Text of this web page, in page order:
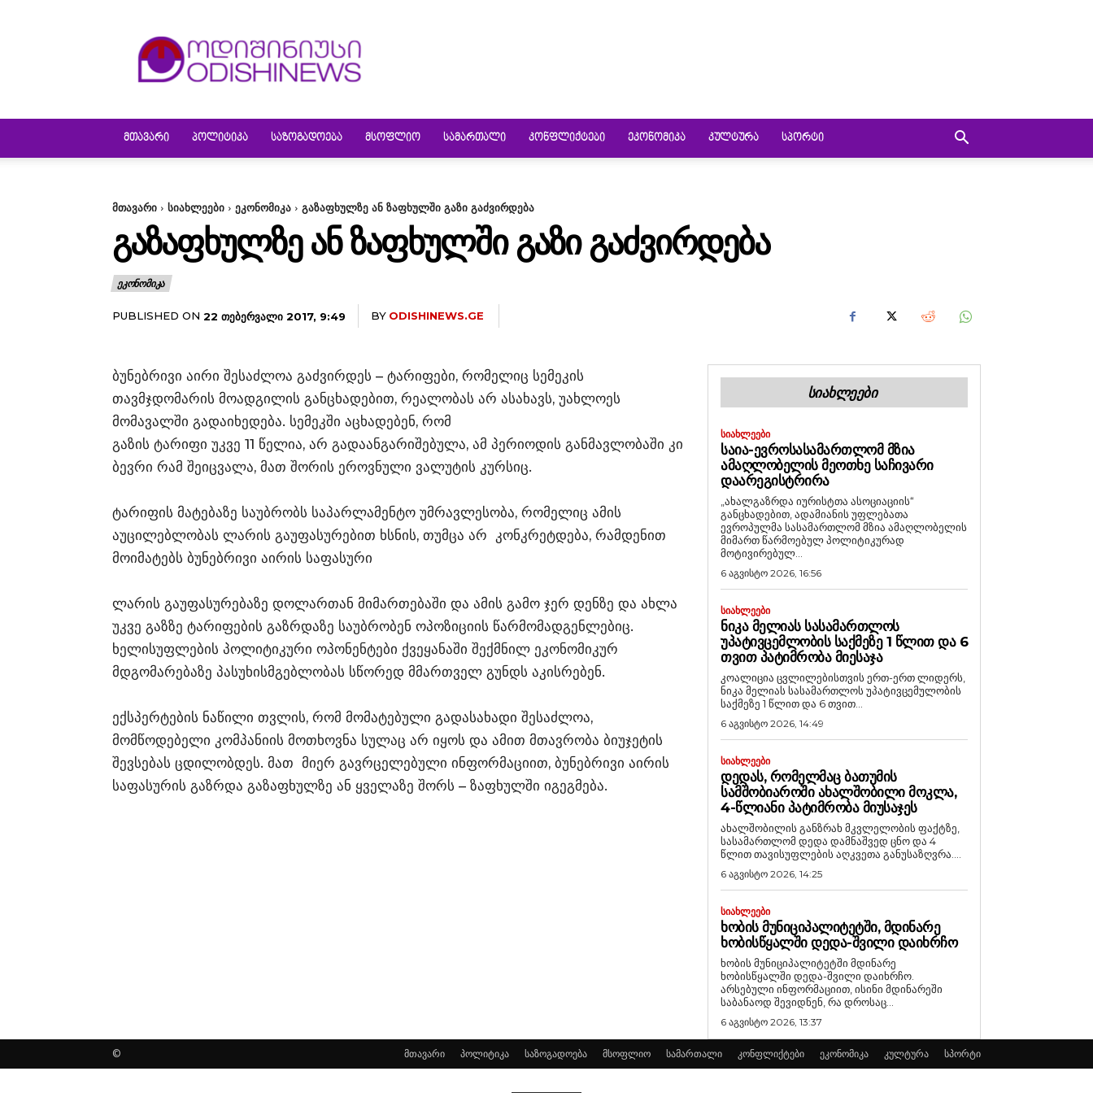
ᲛᲗᲐᲕᲐᲠᲘ ᲞᲝᲚᲘᲢᲘᲙᲐ ᲡᲐᲖᲝᲒᲐᲓᲝᲔᲑᲐ ᲛᲡᲝᲤᲚᲘᲝ ᲡᲐᲛᲐᲠᲗᲐᲚᲘ ᲙᲝᲜᲤᲚᲘᲥᲢᲔᲑᲘ ᲔᲙᲝᲜᲝᲛᲘᲙᲐ ᲙᲣᲚᲢᲣᲠᲐ ᲡᲞᲝᲠᲢᲘ
მთავარი სიახლეები ეკონომიკა გაზაფხულზე ან ზაფხულში გაზი გაძვირდება
ᲒᲐᲖᲐᲤᲮᲣᲚᲖᲔ ᲐᲜ ᲖᲐᲤᲮᲣᲚᲨᲘ ᲒᲐᲖᲘ ᲒᲐᲫᲕᲘᲠᲓᲔᲑᲐ
ᲔᲙᲝᲜᲝᲛᲘᲙᲐ
PUBLISHED ON 22 ᲗᲔᲑᲔᲠᲕᲐᲚᲘ 2017, 9:49 BY ODISHINEWS.GE
ბუნებრივი აირი შესაძლოა გაძვირდეს – ტარიფები, რომელიც სემეკის
თავმჯდომარის მოადგილის განცხადებით, რეალობას არ ასახავს, უახლოეს
მომავალში გადაიხედება. სემეკში აცხადებენ, რომ
გაზის ტარიფი უკვე 11 წელია, არ გადაანგარიშებულა, ამ პერიოდის განმავლობაში კი
ბევრი რამ შეიცვალა, მათ შორის ეროვნული ვალუტის კურსიც.
ტარიფის მატებაზე საუბრობს საპარლამენტო უმრავლესობა, რომელიც ამის
აუცილებლობას ლარის გაუფასურებით ხსნის, თუმცა არ კონკრეტდება, რამდენით
მოიმატებს ბუნებრივი აირის საფასური
ლარის გაუფასურებაზე დოლართან მიმართებაში და ამის გამო ჯერ დენზე და ახლა
უკვე გაზზე ტარიფების გაზრდაზე საუბრობენ ოპოზიციის წარმომადგენლებიც.
ხელისუფლების პოლიტიკური ოპონენტები ქვეყანაში შექმნილ ეკონომიკურ
მდგომარებაზე პასუხისმგებლობას სწორედ მმართველ გუნდს აკისრებენ.
ექსპერტების ნაწილი თვლის, რომ მომატებული გადასახადი შესაძლოა,
მომწოდებელი კომპანიის მოთხოვნა სულაც არ იყოს და ამით მთავრობა ბიუჯეტის
შევსებას ცდილობდეს. მათ მიერ გავრცელებული ინფორმაციით, ბუნებრივი აირის
საფასურის გაზრდა გაზაფხულზე ან ყველაზე შორს – ზაფხულში იგეგმება.
ᲡᲘᲐᲮᲚᲔᲔᲑᲘ
ᲡᲘᲐᲮᲚᲔᲔᲑᲘ
ᲡᲐᲘᲐ-ᲔᲕᲠᲝᲡᲐᲡᲐᲛᲐᲠᲗᲚᲝᲛ ᲛᲖᲘᲐ
ᲐᲛᲐᲦᲚᲝᲑᲔᲚᲘᲡ ᲛᲔᲝᲗᲮᲔ ᲡᲐᲩᲘᲕᲐᲠᲘ
ᲓᲐᲐᲠᲔᲒᲘᲡᲢᲠᲘᲠᲐ
„ახალგაზრდა იურისტთა ასოციაციის“
განცხადებით, ადამიანის უფლებათა
ევროპულმა სასამართლომ მზია ამაღლობელის
მიმართ წარმოებულ პოლიტიკურად
მოტივირებულ...
6 აგვისტო 2026, 16:56
ᲡᲘᲐᲮᲚᲔᲔᲑᲘ
ᲜᲘᲙᲐ ᲛᲔᲚᲘᲐᲡ ᲡᲐᲡᲐᲛᲐᲠᲗᲚᲝᲡ
ᲣᲞᲐᲢᲘᲕᲪᲔᲛᲚᲝᲑᲘᲡ ᲡᲐᲥᲛᲔᲖᲔ 1 ᲬᲚᲘᲗ ᲓᲐ 6
ᲗᲕᲘᲗ ᲞᲐᲢᲘᲛᲠᲝᲑᲐ ᲛᲘᲔᲡᲐᲯᲐ
კოალიცია ცვლილებისთვის ერთ-ერთ ლიდერს,
ნიკა მელიას სასამართლოს უპატივცემულობის
საქმეზე 1 წლით და 6 თვით...
6 აგვისტო 2026, 14:49
ᲡᲘᲐᲮᲚᲔᲔᲑᲘ
ᲓᲔᲓᲐᲡ, ᲠᲝᲛᲔᲚᲛᲐᲪ ᲑᲐᲗᲣᲛᲘᲡ
ᲡᲐᲛᲨᲝᲑᲘᲐᲠᲝᲨᲘ ᲐᲮᲐᲚᲨᲝᲑᲘᲚᲘ ᲛᲝᲙᲚᲐ,
4-ᲬᲚᲘᲐᲜᲘ ᲞᲐᲢᲘᲛᲠᲝᲑᲐ ᲛᲘᲣᲡᲐᲯᲔᲡ
ახალშობილის განზრახ მკვლელობის ფაქტზე,
სასამართლომ დედა დამნაშვედ ცნო და 4
წლით თავისუფლების აღკვეთა განუსაზღვრა....
6 აგვისტო 2026, 14:25
ᲡᲘᲐᲮᲚᲔᲔᲑᲘ
ᲮᲝᲑᲘᲡ ᲛᲣᲜᲘᲪᲘᲞᲐᲚᲘᲢᲔᲢᲨᲘ, ᲛᲓᲘᲜᲐᲠᲔ
ᲮᲝᲑᲘᲡᲬᲧᲐᲚᲨᲘ ᲓᲔᲓᲐ-ᲨᲕᲘᲚᲘ ᲓᲐᲘᲮᲠᲩᲝ
ხობის მუნიციპალიტეტში მდინარე
ხობისწყალში დედა-შვილი დაიხრჩო.
არსებული ინფორმაციით, ისინი მდინარეში
საბანაოდ შევიდნენ, რა დროსაც...
6 აგვისტო 2026, 13:37
მთავარი პოლიტიკა საზოგადოება მსოფლიო სამართალი კონფლიქტები ეკონომიკა კულტურა სპორტი
©